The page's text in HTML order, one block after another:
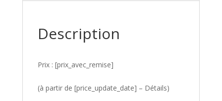
Description
Prix : [prix_avec_remise]
(à partir de [price_update_date] – Détails)